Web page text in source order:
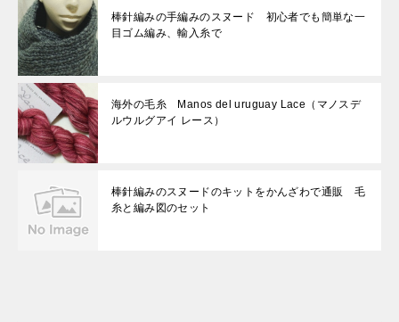
棒針編みの手編みのスヌード 初心者でも簡単な一
目ゴム編み、輸入糸で
海外の毛糸 Manos del uruguay Lace（マノスデ
ルウルグアイ レース）
棒針編みのスヌードのキットをかんざわで通販 毛
糸と編み図のセット